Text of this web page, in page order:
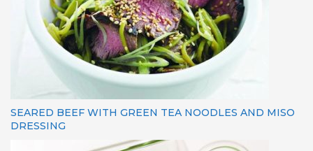
SEARED BEEF WITH GREEN TEA NOODLES AND MISO
DRESSING